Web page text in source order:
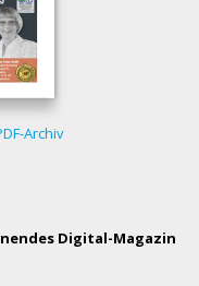
Archiv
Digital-Magazin